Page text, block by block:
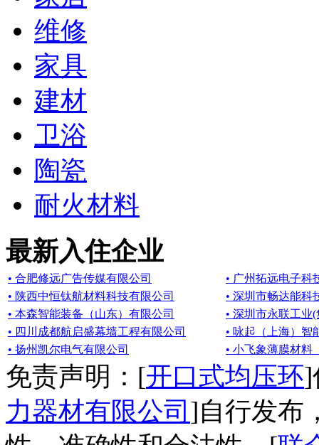
维修
家具
建材
卫浴
陶瓷
耐火材料
最新入住企业
• 合肥修远广告传媒有限公司
• 广州拓远电子科
• 陕西中恒钛航材料科技有限公司
• 深圳市畅达能科
• 本森智能装备（山东）有限公司
• 深圳市永联工业
• 四川成都航启盛幕墙工程有限公司
• 咏起（上海）智
• 扬州凯尔电气有限公司
• 小飞象薄膜材料
免责声明：[开口式均压环]
力器材有限公司 ]自行发布